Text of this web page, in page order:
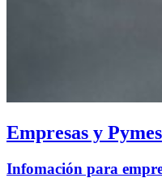
Empresas y Pymes
Infomación para